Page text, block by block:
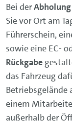
Bei derAbholung
Sie vor Ort am
Führerschein,
sowie eine EC-
Rückgabe
das Fahrzeug
Betriebsgelände
einem
außerhalb der